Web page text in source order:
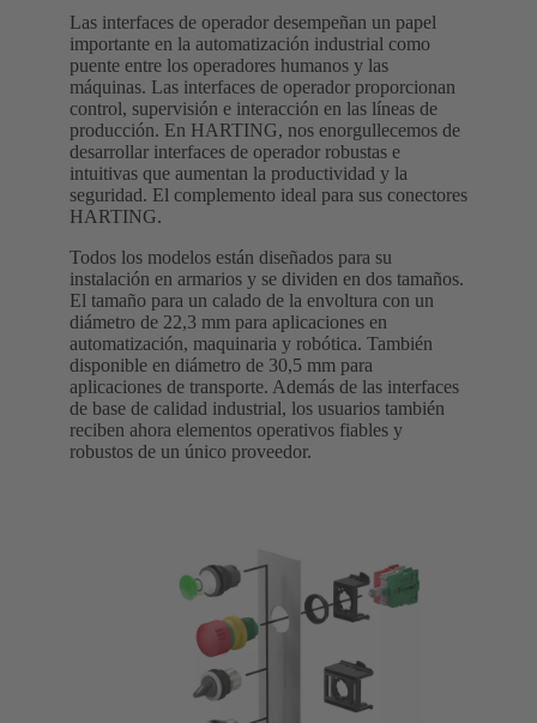
Las interfaces de operador desempeñan un papel
importante en la automatización industrial como
puente entre los operadores humanos y las
máquinas. Las interfaces de operador proporcionan
control, supervisión e interacción en las líneas de
producción. En HARTING, nos enorgullecemos de
desarrollar interfaces de operador robustas e
intuitivas que aumentan la productividad y la
seguridad. El complemento ideal para sus conectores
HARTING.
Todos los modelos están diseñados para su
instalación en armarios y se dividen en dos tamaños.
El tamaño para un calado de la envoltura con un
diámetro de 22,3 mm para aplicaciones en
automatización, maquinaria y robótica. También
disponible en diámetro de 30,5 mm para
aplicaciones de transporte. Además de las interfaces
de base de calidad industrial, los usuarios también
reciben ahora elementos operativos fiables y
robustos de un único proveedor.